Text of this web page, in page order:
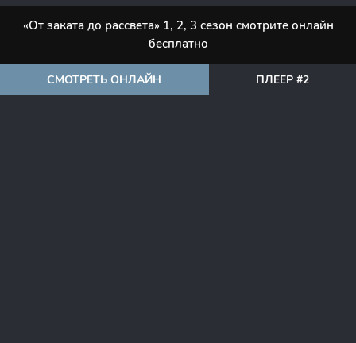
«От заката до рассвета» 1, 2, 3 сезон смотрите онлайн
бесплатно
СМОТРЕТЬ ОНЛАЙН ПЛЕЕР #2